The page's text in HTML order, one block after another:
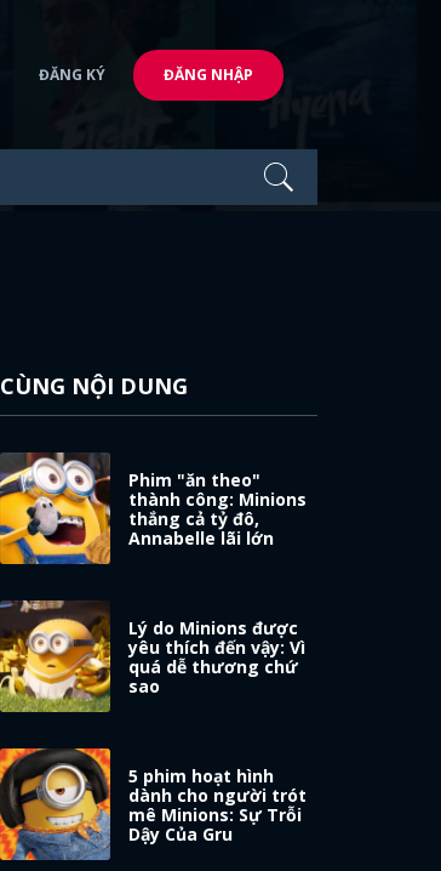
ĐĂNG KÝ ĐĂNG NHẬP
CÙNG NỘI DUNG
Phim "ăn theo"
thành công: Minions
thắng cả tỷ đô,
Annabelle lãi lớn
Lý do Minions được
yêu thích đến vậy: Vì
quá dễ thương chứ
sao
5 phim hoạt hình
dành cho người trót
mê Minions: Sự Trỗi
Dậy Của Gru